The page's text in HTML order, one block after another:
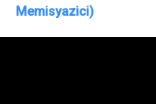
Memisyazici)